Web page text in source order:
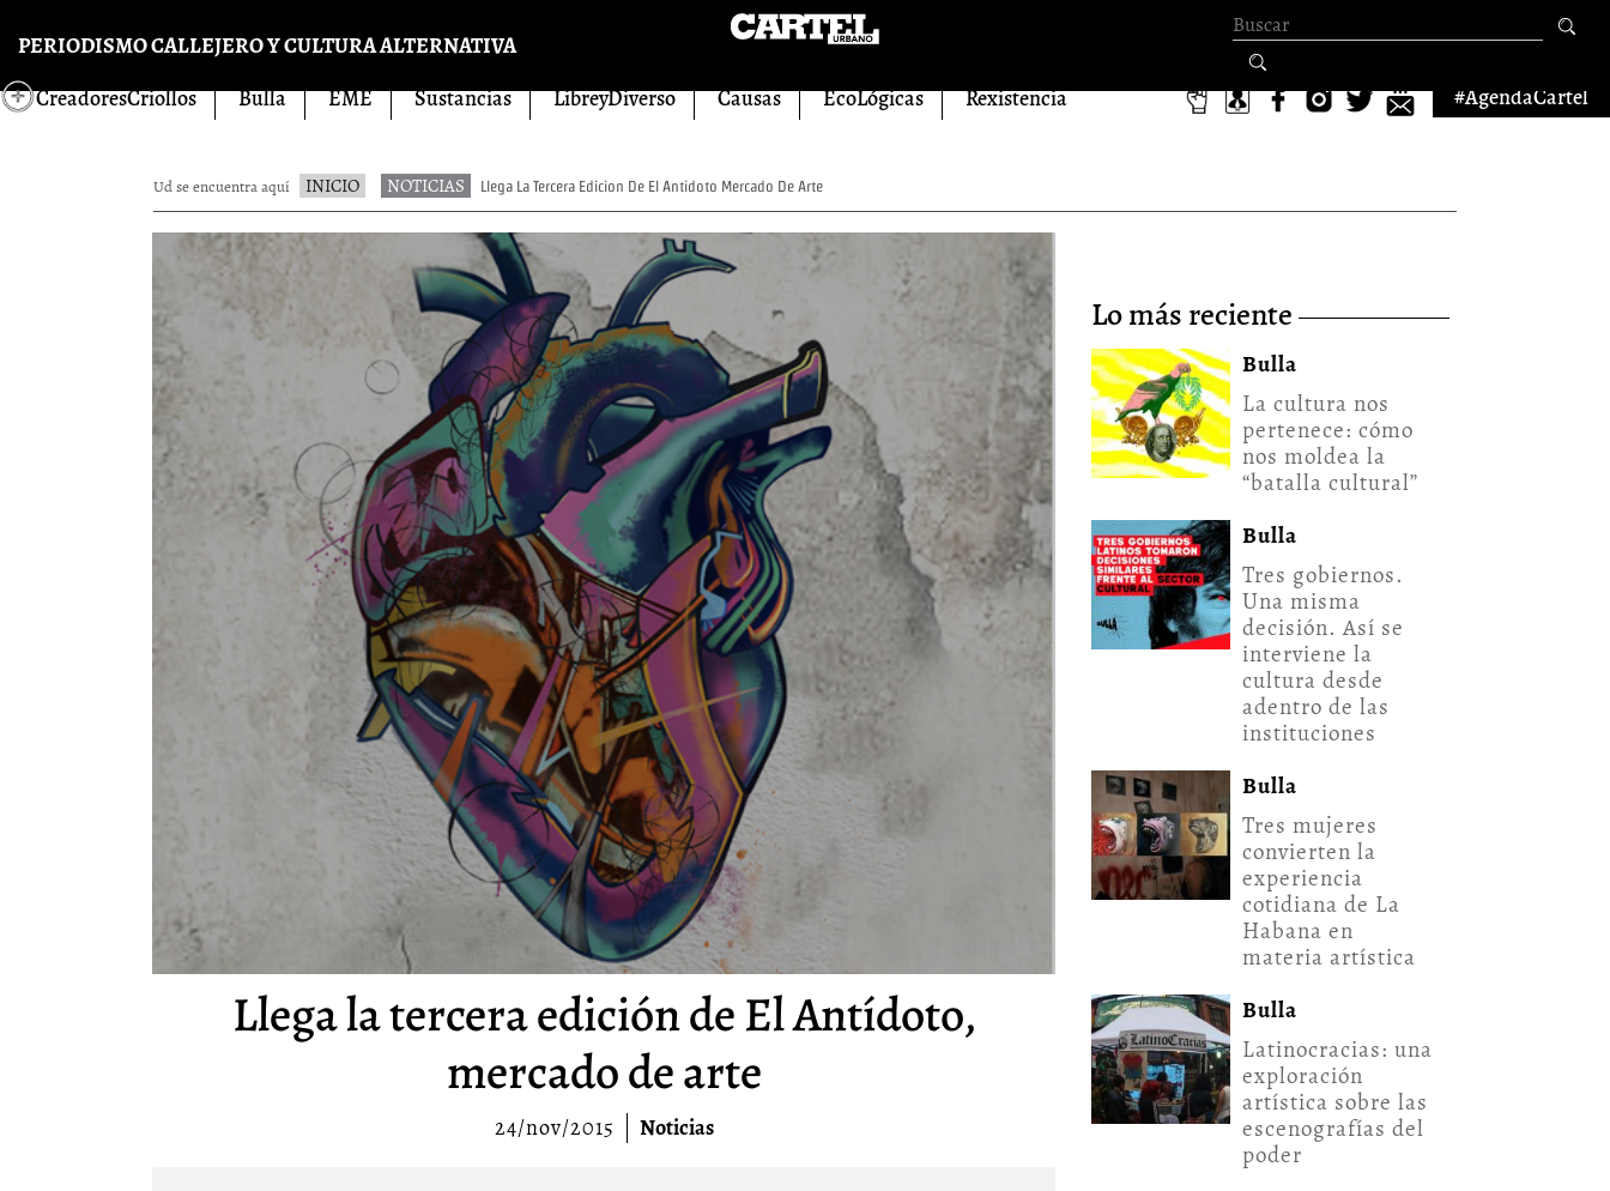
PERIODISMO CALLEJERO Y CULTURA ALTERNATIVA
Formulario de
búsqueda
CreadoresCriollos Bulla EME Sustancias LibreyDiverso Causas EcoLógicas Rexistencia #AgendaCartel
Ud se encuentra aquí INICIO NOTICIAS Llega La Tercera Edicion De El Antidoto Mercado De Arte
Llega la tercera edición de El Antídoto,
mercado de arte
24/nov/2015 Noticias
lo más reciente
Bulla
La cultura nos
pertenece: cómo
nos moldea la
“batalla cultural”
Bulla
Tres gobiernos.
Una misma
decisión. Así se
interviene la
cultura desde
adentro de las
instituciones
Bulla
Tres mujeres
convierten la
experiencia
cotidiana de La
Habana en
materia artística
Bulla
Latinocracias: una
exploración
artística sobre las
escenografías del
poder